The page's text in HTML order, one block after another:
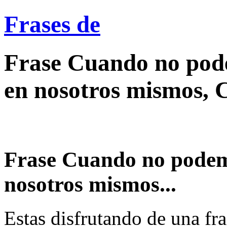
Frases de
Frase Cuando no
en nosotros mismos,
Frase Cuando no
nosotros mismos...
Estas disfrutando de una